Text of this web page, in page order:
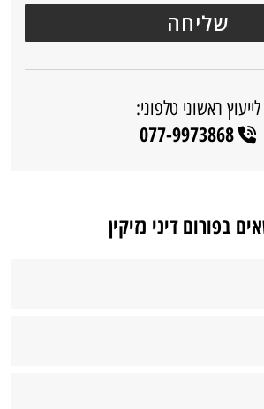
לייעוץ ראשוני טלפוני:
077-9973868
בפורום דיני נזיקין